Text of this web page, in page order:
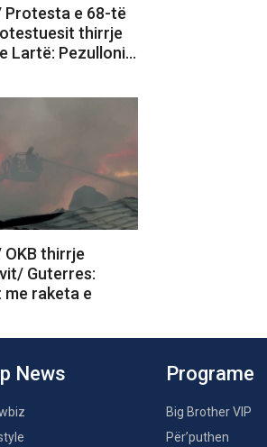
Protesta e 68-të
thirrje
Lartë: Pezulloni…
OKB thirrje
Guterres:
me raketa e
News Programe
Big Brother VIP
Për’puthen